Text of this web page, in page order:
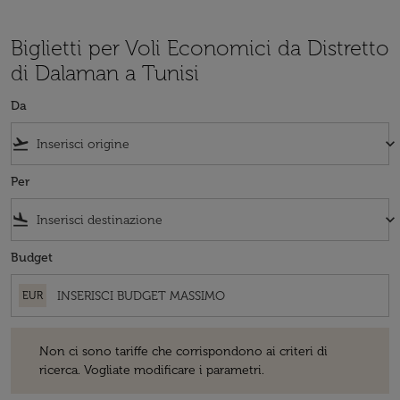
Biglietti per Voli Economici da Distretto
di Dalaman a Tunisi
Da
flight_takeoff keyboard_arrow_down
Per
flight_land keyboard_arrow_down
Budget
EUR
Non ci sono tariffe che corrispondono ai criteri di
ricerca. Vogliate modificare i parametri.